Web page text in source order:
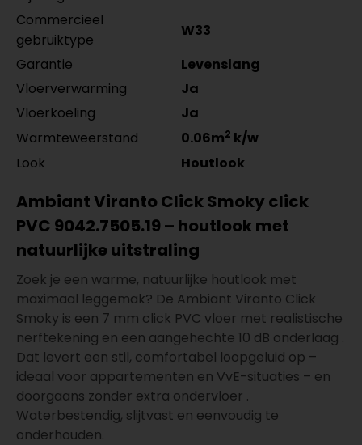
Commercieel
gebruiktype
W33
Garantie
Levenslang
Vloerverwarming
Ja
Vloerkoeling
Ja
Warmteweerstand
0.06m2 k/w
Look
Houtlook
Ambiant Viranto Click Smoky click
PVC 9042.7505.19 – houtlook met
natuurlijke uitstraling
Zoek je een warme, natuurlijke houtlook met
maximaal leggemak? De Ambiant Viranto Click
Smoky is een 7 mm click PVC vloer met realistische
nerftekening en een aangehechte 10 dB onderlaag .
Dat levert een stil, comfortabel loopgeluid op –
ideaal voor appartementen en VvE-situaties – en
doorgaans zonder extra ondervloer .
Waterbestendig, slijtvast en eenvoudig te
onderhouden.